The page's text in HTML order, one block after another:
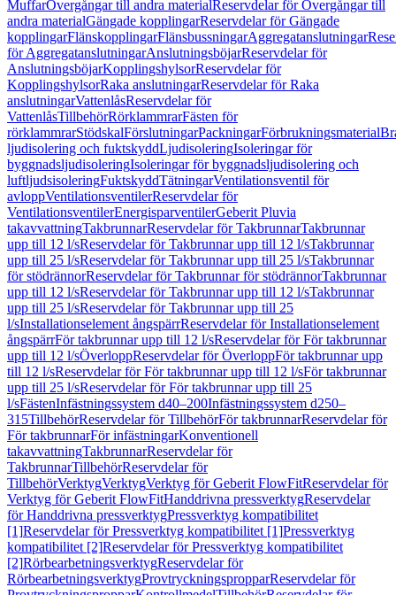
MuffarÖvergångar till andra materialReservdelar för Övergångar till
andra materialGängade kopplingarReservdelar för Gängade
kopplingarFlänskopplingarFlänsbussningarAggregatanslutningar
för AggregatanslutningarAnslutningsböjarReservdelar för
AnslutningsböjarKopplingshylsorReservdelar för
KopplingshylsorRaka anslutningarReservdelar för Raka
anslutningarVattenlåsReservdelar för
VattenlåsTillbehörRörklammrarFästen för
rörklammrarStödskalFörslutningarPackningarFörbrukningsmaterial
ljudisolering och fuktskyddLjudisoleringIsoleringar för
byggnadsljudisoleringIsoleringar för byggnadsljudisolering och
luftljudsisoleringFuktskyddTätningarVentilationsventil för
avloppVentilationsventilerReservdelar för
VentilationsventilerEnergisparventilerGeberit Pluvia
takavvattningTakbrunnarReservdelar för TakbrunnarTakbrunnar
upp till 12 l/sReservdelar för Takbrunnar upp till 12 l/sTakbrunnar
upp till 25 l/sReservdelar för Takbrunnar upp till 25 l/sTakbrunnar
för stödrännorReservdelar för Takbrunnar för stödrännorTakbrunnar
upp till 12 l/sReservdelar för Takbrunnar upp till 12 l/sTakbrunnar
upp till 25 l/sReservdelar för Takbrunnar upp till 25
l/sInstallationselement ångspärrReservdelar för Installationselement
ångspärrFör takbrunnar upp till 12 l/sReservdelar för För takbrunnar
upp till 12 l/sÖverloppReservdelar för ÖverloppFör takbrunnar upp
till 12 l/sReservdelar för För takbrunnar upp till 12 l/sFör takbrunnar
upp till 25 l/sReservdelar för För takbrunnar upp till 25
l/sFästenInfästningssystem d40–200Infästningssystem d250–
315TillbehörReservdelar för TillbehörFör takbrunnarReservdelar för
För takbrunnarFör infästningarKonventionell
takavvattningTakbrunnarReservdelar för
TakbrunnarTillbehörReservdelar för
TillbehörVerktygVerktygVerktyg för Geberit FlowFitReservdelar för
Verktyg för Geberit FlowFitHanddrivna pressverktygReservdelar
för Handdrivna pressverktygPressverktyg kompatibilitet
[1]Reservdelar för Pressverktyg kompatibilitet [1]Pressverktyg
kompatibilitet [2]Reservdelar för Pressverktyg kompatibilitet
[2]RörbearbetningsverktygReservdelar för
RörbearbetningsverktygProvtryckningspropparReservdelar för